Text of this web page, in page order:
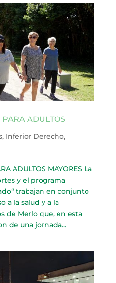
ADULTOS
, Inferior Derecho,
ADULTOS MAYORES La
y el programa
trabajan en conjunto
a la salud y a la
de Merlo que, en esta
de una jornada...